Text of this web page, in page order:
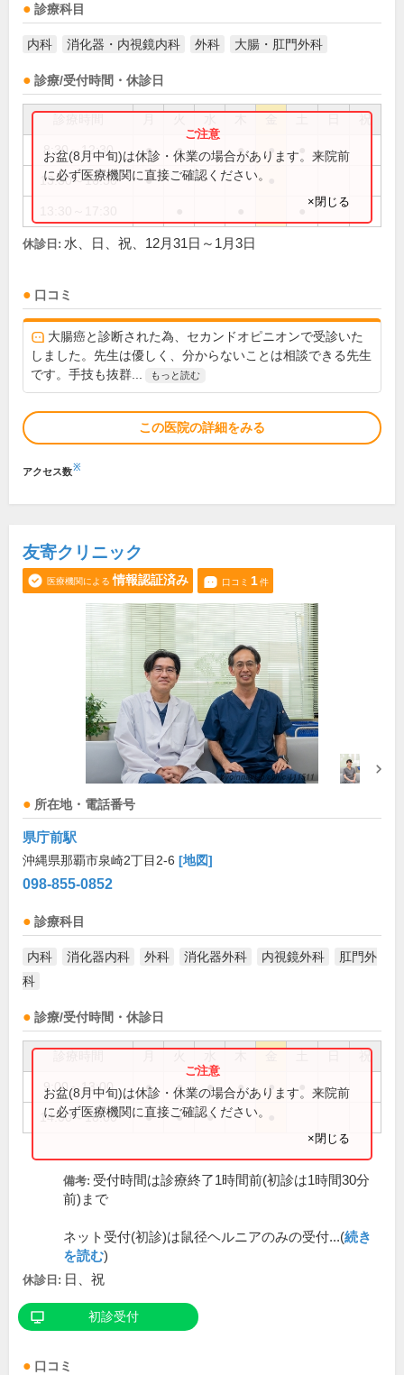
診療科目
内科 消化器・内視鏡内科 外科 大腸・肛門外科
診療/受付時間・休診日
祝
8:30～12:30 ● ● ● ●
13:30～16:30 ●
お盆(8月中旬)は休診・休業の場合があります。来院前
に必ず医療機関に直接ご確認ください。
×閉じる
休診日: 水、日、祝、12月31日～1月3日
口コミ
大腸癌と診断された為、セカンドオピニオンで受診いた
しました。先生は優しく、分からないことは相談できる先生
です。手技も抜群...
もっと読む
この医院の詳細をみる
アクセス数※
友寄クリニック
医療機関による 情報認証済み 口コミ 1件
所在地・電話番号
県庁前駅
沖縄県那覇市泉崎2丁目2-6 [地図]
098-855-0852
診療科目
内科 消化器内科 外科 消化器外科 内視鏡外科
肛門外
科
診療/受付時間・休診日
祝
9:00～13:00 ● ● ● ● ●
14:00～18:00 ● ● ●
お盆(8月中旬)は休診・休業の場合があります。来院前
に必ず医療機関に直接ご確認ください。
×閉じる
備考: 受付時間は診療終了1時間前(初診は1時間30分
前)まで
ネット受付(初診)は鼠径ヘルニアのみの受付...(続き
を読む)
休診日: 日、祝
初診受付
口コミ